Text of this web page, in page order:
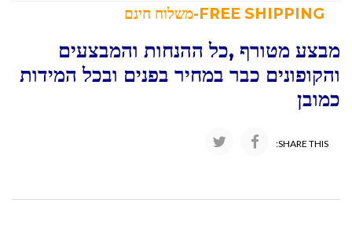
מבצע מטורף ,כל ההנחות והמבצעים
והקופונים כבר במחיר בפנים ובכל המידות
כמובן
SHARE THIS: